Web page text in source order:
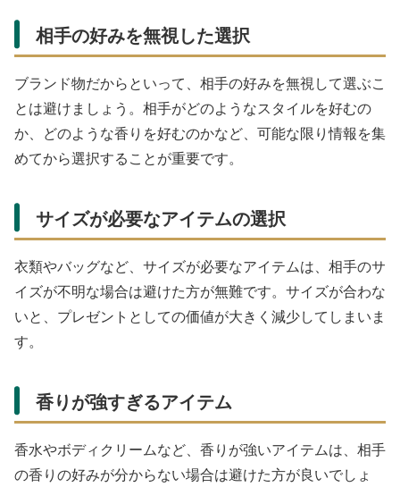
相手の好みを無視した選択
ブランド物だからといって、相手の好みを無視して選ぶこ
とは避けましょう。相手がどのようなスタイルを好むの
か、どのような香りを好むのかなど、可能な限り情報を集
めてから選択することが重要です。
サイズが必要なアイテムの選択
衣類やバッグなど、サイズが必要なアイテムは、相手のサ
イズが不明な場合は避けた方が無難です。サイズが合わな
いと、プレゼントとしての価値が大きく減少してしまいま
す。
香りが強すぎるアイテム
香水やボディクリームなど、香りが強いアイテムは、相手
の香りの好みが分からない場合は避けた方が良いでしょ